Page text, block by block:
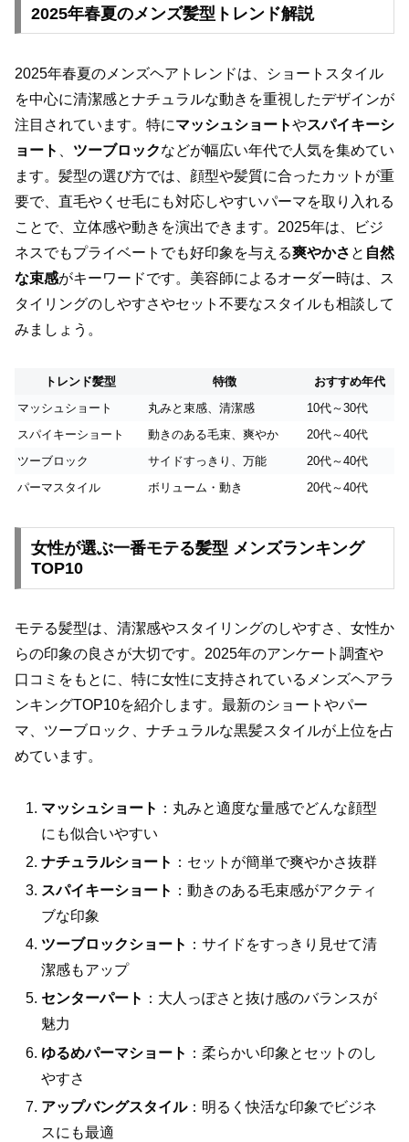
2025年春夏のメンズ髪型トレンド解説
2025年春夏のメンズヘアトレンドは、ショートスタイル
を中心に清潔感とナチュラルな動きを重視したデザインが
注目されています。特にマッシュショートやスパイキーシ
ョート
ツーブロックなどが幅広い年代で人気を集めてい
ます。髪型の選び方では、顔型や髪質に合ったカットが重
要で、直毛やくせ毛にも対応しやすいパーマを取り入れる
ことで、立体感や動きを演出できます。2025年は、ビジ
ネスでもプライベートでも好印象を与える爽やかさ と 自然
な束感がキーワードです。美容師によるオーダー時は、ス
タイリングのしやすさやセット不要なスタイルも相談して
みましょう。
トレンド髪型 特徴
おすすめ年代
マッシュショート
丸みと束感、清潔感
10代～30代
スパイキーショート
動きのある毛束、爽やか
20代～40代
ツーブロック
サイドすっきり、万能
20代～40代
パーマスタイル
ボリューム・動き 20代～40代
女性が選ぶ一番モテる髪型 メンズランキング
TOP10
モテる髪型は、清潔感やスタイリングのしやすさ、女性か
らの印象の良さが大切です。2025年のアンケート調査や
口コミをもとに、特に女性に支持されているメンズヘアラ
ンキングTOP10を紹介します。最新のショートやパー
マ、ツーブロック、ナチュラルな黒髪スタイルが上位を占
めています。
マッシュショート ：丸みと適度な量感でどんな顔型
にも似合いやすい
ナチュラルショート ：セットが簡単で爽やかさ抜群
スパイキーショート ：動きのある毛束感がアクティ
ブな印象
ツーブロックショート ：サイドをすっきり見せて清
潔感もアップ
センターパート ：大人っぽさと抜け感のバランスが
魅力
ゆるめパーマショート ：柔らかい印象とセットのし
やすさ
アップバングスタイル：明るく快活な印象でビジネ
スにも最適